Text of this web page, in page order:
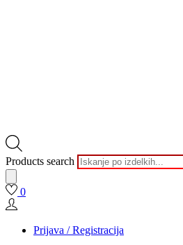
Products search
0
Prijava / Registracija